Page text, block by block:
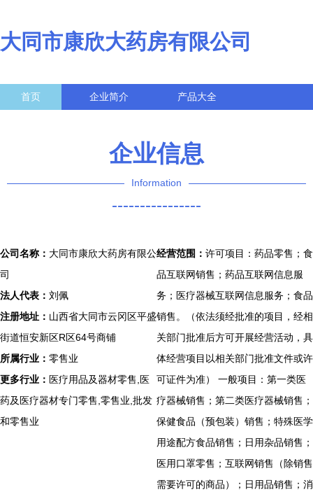
大同市康欣大药房有限公司
首页 企业简介 产品大全
企业信息
Information
----------------
公司名称： 大同市康欣大药房有限公
司
法人代表： 刘佩
注册地址： 山西省大同市云冈区平盛
街道恒安新区R区64号商铺
所属行业： 零售业
更多行业： 医疗用品及器材零售,医
药及医疗器材专门零售,零售业,批发
和零售业
经营范围： 许可项目：药品零售；食
品互联网销售；药品互联网信息服
务；医疗器械互联网信息服务；食品
销售。（依法须经批准的项目，经相
关部门批准后方可开展经营活动，具
体经营项目以相关部门批准文件或许
可证件为准） 一般项目：第一类医
疗器械销售；第二类医疗器械销售；
保健食品（预包装）销售；特殊医学
用途配方食品销售；日用杂品销售；
医用口罩零售；互联网销售（除销售
需要许可的商品）；日用品销售；消